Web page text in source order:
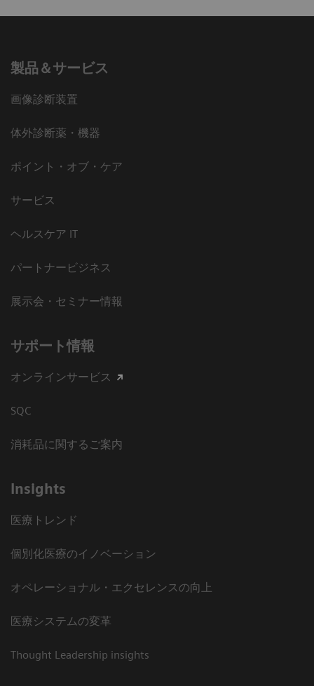
製品＆サービス
画像診断装置
体外診断薬・機器
ポイント・オブ・ケア
サービス
ヘルスケア IT
パートナービジネス
展示会・セミナー情報
サポート情報
オンラインサービス
SQC
消耗品に関するご案内
Insights
医療トレンド
個別化医療のイノベーション
オペレーショナル・エクセレンスの向上
医療システムの変革
Thought Leadership insights